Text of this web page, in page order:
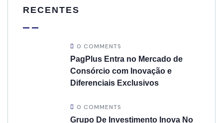
RECENTES
0 COMMENTS
PagPlus Entra no Mercado de
Consórcio com Inovação e
Diferenciais Exclusivos
0 COMMENTS
Grupo De Investimento Inova No